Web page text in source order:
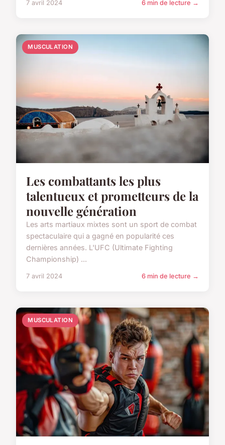
7 avril 2024 6 min de lecture →
MUSCULATION
Les combattants les plus
talentueux et prometteurs de la
nouvelle génération
Les arts martiaux mixtes sont un sport de combat
spectaculaire qui a gagné en popularité ces
dernières années. L'UFC (Ultimate Fighting
Championship) ...
7 avril 2024 6 min de lecture →
MUSCULATION